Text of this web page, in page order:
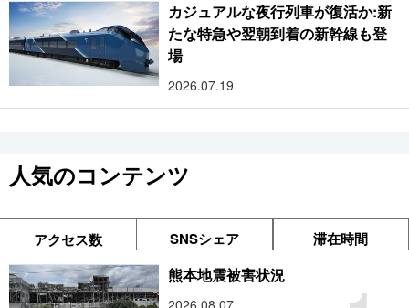
カジュアルな夜行列車が復活か:新
たな特急や翌朝到着の新幹線も登
場
2026.07.19
人気のコンテンツ
アクセス数 SNSシェア 滞在時間
熊本地震被害状況